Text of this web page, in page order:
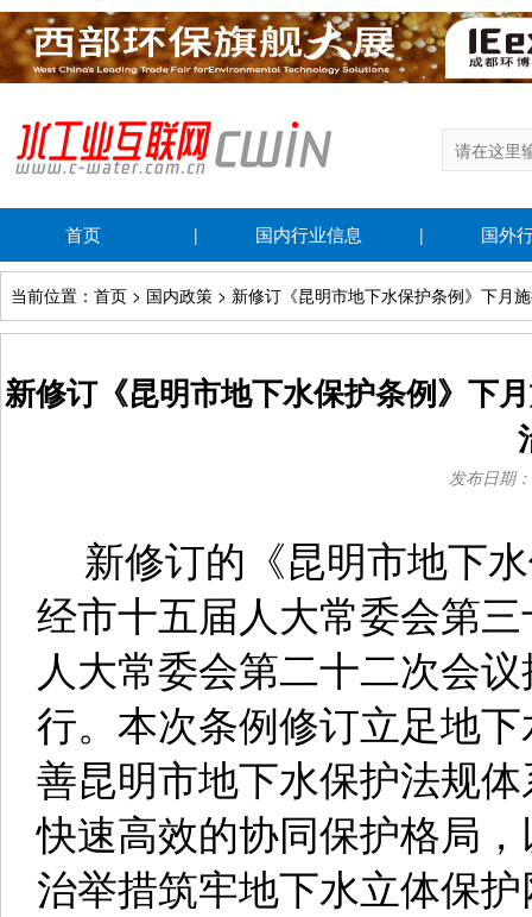
首页 | 国内行业信息 | 国外
当前位置：首页 > 国内政策 > 新修订《昆明市地下水保护条例》下月
新修订《昆明市地下水保护条例》下
发布日期
新修订的《昆明市地下水
经市十五届人大常委会第
人大常委会第二十二次会
行。本次条例修订立足地
善昆明市地下水保护法规
快速高效的协同保护格局
治举措筑牢地下水立体保